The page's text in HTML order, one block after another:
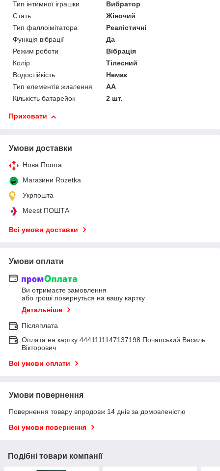
Тип інтимної іграшки
Вибратор
Стать
Жіночий
Тип фаллоімітатора
Реалістичні
Функція вібрації
Да
Режим роботи
Вібрація
Колір
Тілесний
Водостійкість
Немає
Тип елементів живлення
AA
Кількість батарейок
2 шт.
Приховати
Умови доставки
Нова Пошта
Магазини Rozetka
Укрпошта
Meest ПОШТА
Всі умови доставки
Умови оплати
Ви отримаєте замовлення
або гроші повернуться на вашу картку
Детальніше
Післяплата
Оплата на картку 4441111147137198 Почапський Василь
Вікторович
Всі умови оплати
Умови повернення
Повернення товару впродовж 14 днів за домовленістю
Всі умови повернення
Подібні товари компанії